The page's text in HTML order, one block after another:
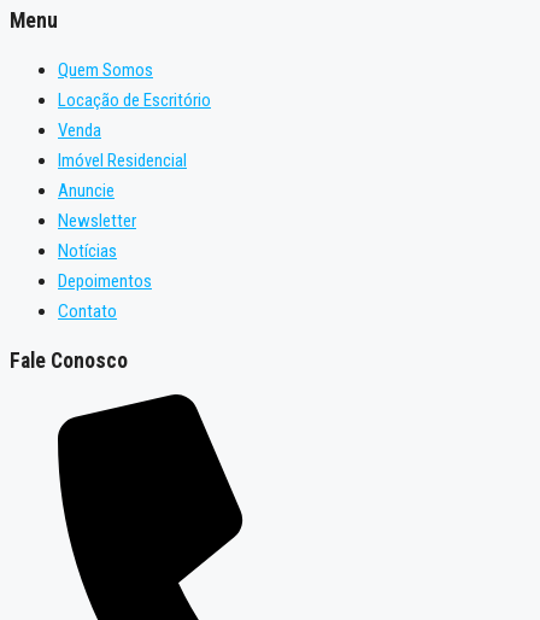
Menu
Quem Somos
Locação de Escritório
Venda
Imóvel Residencial
Anuncie
Newsletter
Notícias
Depoimentos
Contato
Fale Conosco